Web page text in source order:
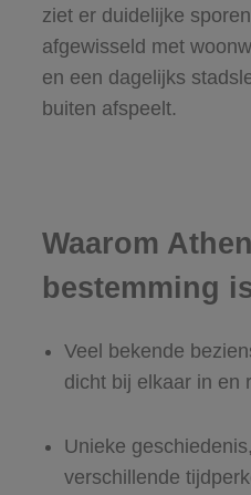
ziet er duidelijke
afgewisseld met
en een dagelijks
buiten afspeelt.
Waarom
bestemming
Veel bekende
dicht bij elkaar in en
Unieke
verschillende